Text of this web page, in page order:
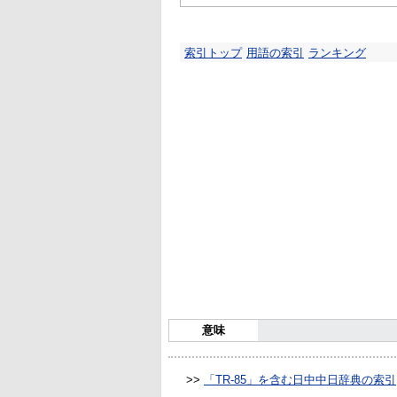
索引トップ 用語の索引 ランキング
意味
>> 「TR-85」を含む日中中日辞典の索引